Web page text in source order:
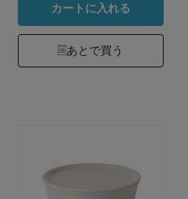
カートに入れる
あとで買う